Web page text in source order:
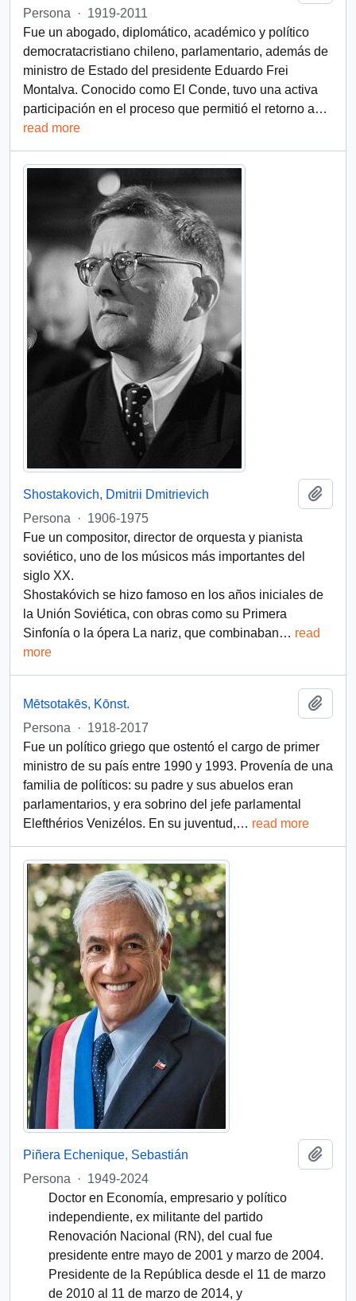
Persona · 1919-2011
Fue un abogado, diplomático, académico y político
democratacristiano chileno, parlamentario, además de
ministro de Estado del presidente Eduardo Frei
Montalva. Conocido como El Conde, tuvo una activa
participación en el proceso que permitió el retorno a…
read more
Shostakovich, Dmitrii Dmitrievich
Persona
· 1906-1975
Fue un compositor, director de orquesta y pianista
soviético, uno de los músicos más importantes del
siglo XX.
Shostakóvich se hizo famoso en los años iniciales de
la Unión Soviética, con obras como su Primera
Sinfonía o la ópera La nariz, que combinaban… read
more
Mētsotakēs, Kōnst.
Persona
· 1918-2017
Fue un político griego que ostentó el cargo de primer
ministro de su país entre 1990 y 1993. Provenía de una
familia de políticos: su padre y sus abuelos eran
parlamentarios, y era sobrino del jefe parlamental
Elefthérios Venizélos. En su juventud,… read more
Piñera Echenique, Sebastián
Persona
· 1949-2024
Doctor en Economía, empresario y político
independiente, ex militante del partido
Renovación Nacional (RN), del cual fue
presidente entre mayo de 2001 y marzo de 2004.
Presidente de la República desde el 11 de marzo
de 2010 al 11 de marzo de 2014, y